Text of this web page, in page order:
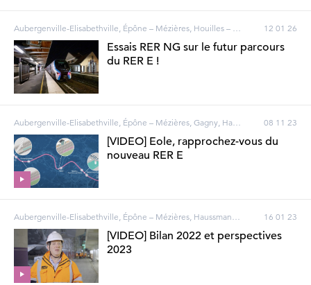
Aubergenville-Elisabethville, Épône – Mézières, Houilles – Carrières-sur-Seine, Les Clairières de Verneuil, Les Mureaux, Mantes Station, Mantes-la-Jolie, Poissy, Vernouillet – Verneuil, Villennes-sur-Seine, Bezons, Carrières-sur-Seine, Houilles, Les Mureaux, Mantes-la-Ville, Verneuil-sur-Seine, Vernouillet 12 01 26
Essais RER NG sur le futur parcours
du RER E !
Aubergenville-Elisabethville, Épône – Mézières, Gagny, Haussmann-Saint-Lazare - Magenta, Houilles – Carrières-sur-Seine, La Défense, Les Clairières de Verneuil, Les Mureaux, Mantes Station, Mantes-la-Jolie, Nanterre, Poissy, Porte Maillot, Rosa Parks, Vernouillet – Verneuil, Villennes-sur-Seine, Bezons, Courbevoie, Gargenville, Gretz-Armainvilliers, Guerville, Issou, Limay, Mantes-la-Ville, Neuilly-sur-Seine, Pantin, Paris 08 11 23
[VIDEO] Eole, rapprochez-vous du
nouveau RER E
Aubergenville-Elisabethville, Épône – Mézières, Haussmann-Saint-Lazare - Magenta, Houilles – Carrières-sur-Seine, La Défense, Les Clairières de Verneuil, Les Mureaux, Mantes Station, Mantes-la-Jolie, Nanterre, Poissy, Porte Maillot, Rosa Parks, Vernouillet – Verneuil, Villennes-sur-Seine, Bezons, Courbevoie, Mantes-la-Ville, Neuilly-sur-Seine, Pantin, Paris 16 01 23
[VIDEO] Bilan 2022 et perspectives
2023